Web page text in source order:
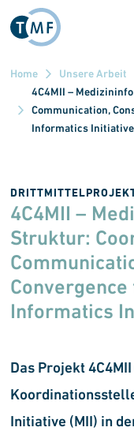
Direkt zum Inhalt
Home Unsere Arbeit
4C4MII –
Communication,
Informatics Initiative
4C4MII –
Struktur:
Informatics
Das Projekt
Initiative (MII) in